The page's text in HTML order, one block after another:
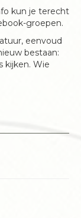
kun je terecht
groepen.
eenvoud
bestaan:
kijken. Wie